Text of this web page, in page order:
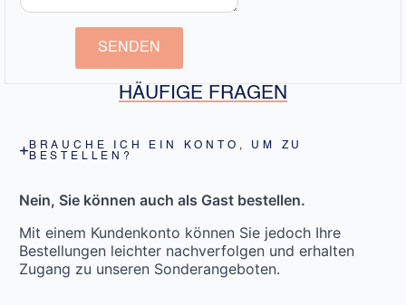
SENDEN
HÄUFIGE FRAGEN
BRAUCHE ICH EIN KONTO, UM ZU
BESTELLEN?
Nein, Sie können auch als Gast bestellen.
Mit einem Kundenkonto können Sie jedoch Ihre
Bestellungen leichter nachverfolgen und erhalten
Zugang zu unseren Sonderangeboten.